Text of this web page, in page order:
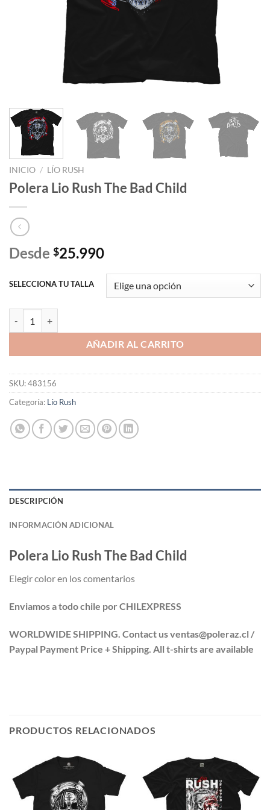
INICIO / LÍO RUSH
Polera Lio Rush The Bad Child
Desde $25.990
SELECCIONA TU TALLA
AÑADIR AL CARRITO
SKU:483156
Categoría: Lío Rush
DESCRIPCIÓN
INFORMACIÓN ADICIONAL
Polera Lio Rush The Bad Child
Elegir color en los comentarios
Enviamos a todo chile por CHILEXPRESS
WORLDWIDE SHIPPING. Contact us ventas@poleraz.cl /
Paypal Payment Price + Shipping. All t-shirts are available
PRODUCTOS RELACIONADOS